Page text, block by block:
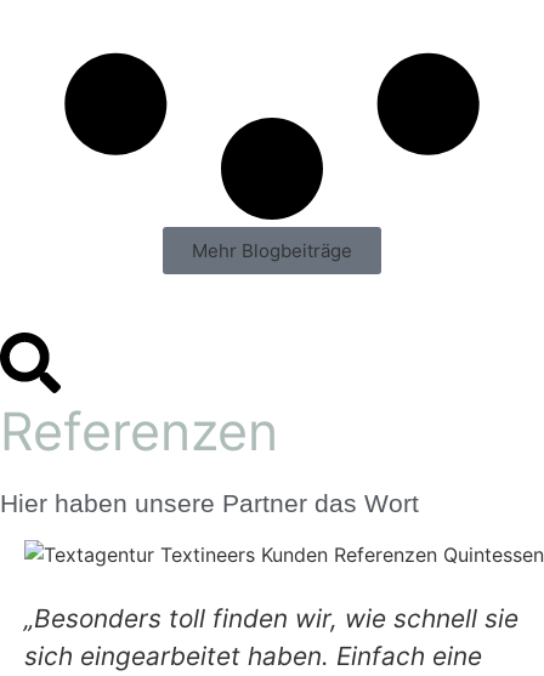
Mehr Blogbeiträge
Referenzen
Hier haben unsere Partner das Wort
„Besonders toll finden wir, wie schnell sie
sich eingearbeitet haben. Einfach eine